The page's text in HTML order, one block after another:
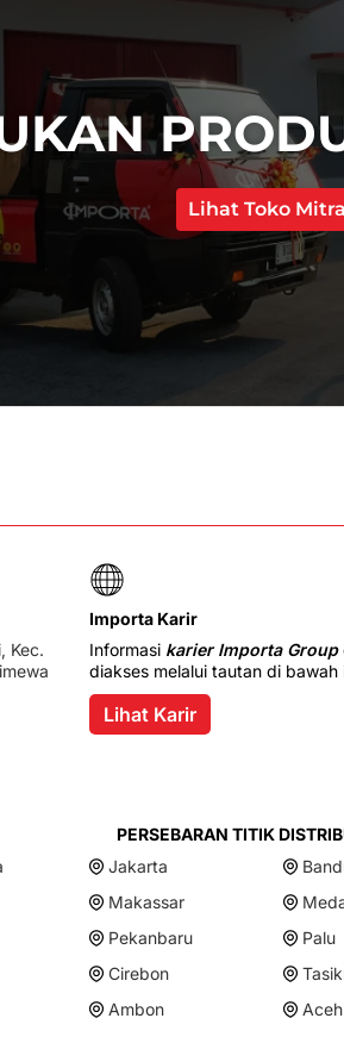
Lihat Toko Mitra
Kec.
Importa Karir
Informasi karier Importa Group
diakses melalui tautan di bawah
Lihat Karir
PERSEBARAN TITIK
Jakarta
Makassar
Pekanbaru
Palu
Cirebon
Ambon
Aceh